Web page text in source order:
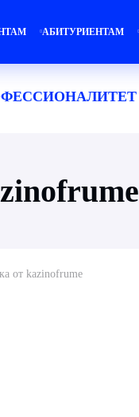
АБИТУРИЕНТАМ
от kazinofrume